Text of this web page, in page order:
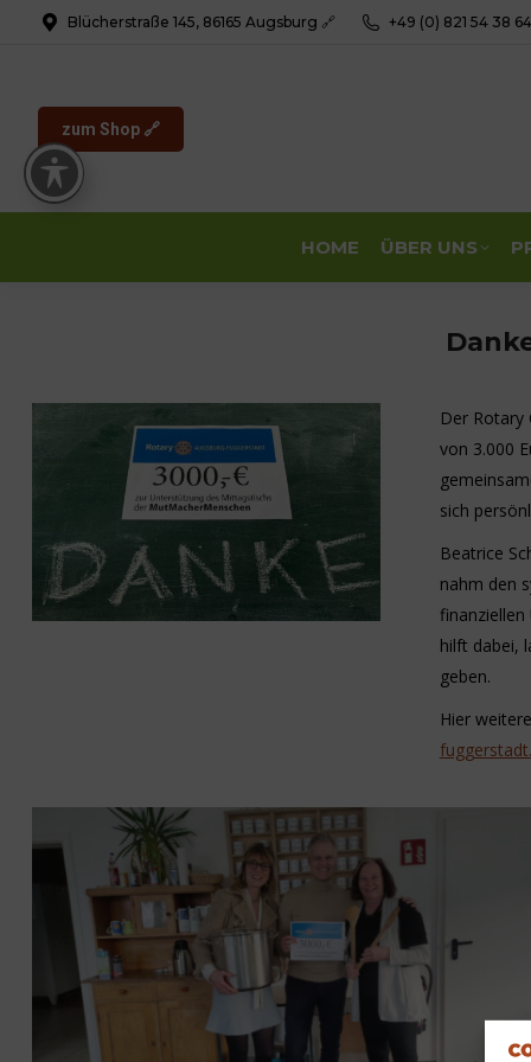
Blücherstraße 145, 86165 Augsburg 🔗 +49 (0) 821 54 38
zum Shop 🔗
HOME ÜBER UNS
Der Rotary
von 3.000
sich
Beatrice
nahm den
hilft dabei,
geben.
Hier